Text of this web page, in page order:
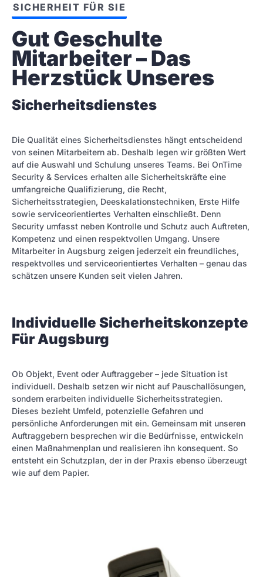
SICHERHEIT FÜR SIE
Gut Geschulte
Mitarbeiter – Das
Herzstück Unseres
Sicherheitsdienstes
Die Qualität eines Sicherheitsdienstes hängt entscheidend
von seinen Mitarbeitern ab. Deshalb legen wir größten Wert
auf die Auswahl und Schulung unseres Teams. Bei OnTime
Security & Services erhalten alle Sicherheitskräfte eine
umfangreiche Qualifizierung, die Recht,
Sicherheitsstrategien, Deeskalationstechniken, Erste Hilfe
sowie serviceorientiertes Verhalten einschließt. Denn
Security umfasst neben Kontrolle und Schutz auch Auftreten,
Kompetenz und einen respektvollen Umgang. Unsere
Mitarbeiter in Augsburg zeigen jederzeit ein freundliches,
respektvolles und serviceorientiertes Verhalten – genau das
schätzen unsere Kunden seit vielen Jahren.
Individuelle Sicherheitskonzepte
Für Augsburg
Ob Objekt, Event oder Auftraggeber – jede Situation ist
individuell. Deshalb setzen wir nicht auf Pauschallösungen,
sondern erarbeiten individuelle Sicherheitsstrategien.
Dieses bezieht Umfeld, potenzielle Gefahren und
persönliche Anforderungen mit ein. Gemeinsam mit unseren
Auftraggebern besprechen wir die Bedürfnisse, entwickeln
einen Maßnahmenplan und realisieren ihn konsequent. So
entsteht ein Schutzplan, der in der Praxis ebenso überzeugt
wie auf dem Papier.